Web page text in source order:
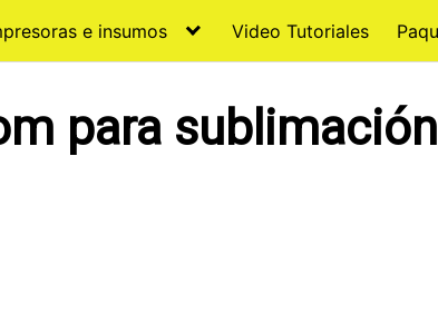
e insumos Video Tutoriales
para